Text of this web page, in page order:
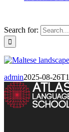
Search for:
admin2025-08-